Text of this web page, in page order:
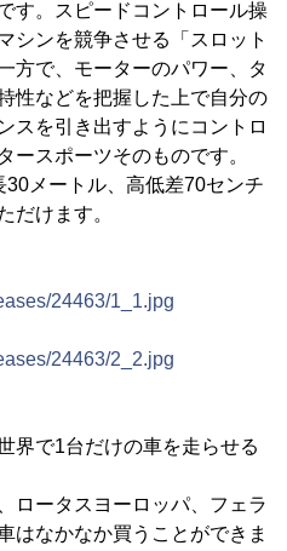
す。スピードコントロール操
シンを競争させる「スロット
方で、モーターのパワー、タ
性などを把握した上で自分の
スを引き出すようにコントロ
ースポーツそのものです。
メートル、高低差70センチ
だけます。
24463/1_1.jpg
24463/2_2.jpg
界で1台だけの車を走らせる
ロータスヨーロッパ、フェラ
はなかなか買うことができま